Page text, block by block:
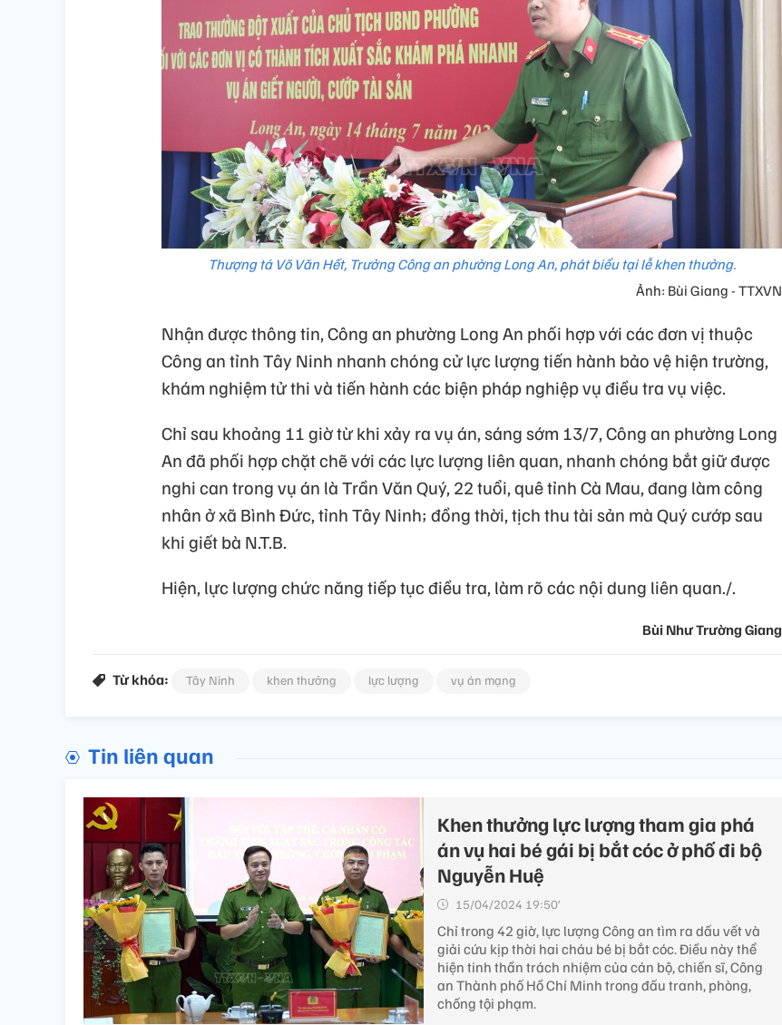
Thượng tá Võ Văn Hết, Trưởng Công an phường Long An, phát biểu tại lễ khen thưởng.
Ảnh: Bùi Giang - TTXVN
Nhận được thông tin, Công an phường Long An phối hợp với các đơn vị thuộc
Công an tỉnh Tây Ninh nhanh chóng cử lực lượng tiến hành bảo vệ hiện trường,
khám nghiệm tử thi và tiến hành các biện pháp nghiệp vụ điều tra vụ việc.
Chỉ sau khoảng 11 giờ từ khi xảy ra vụ án, sáng sớm 13/7, Công an phường Long
An đã phối hợp chặt chẽ với các lực lượng liên quan, nhanh chóng bắt giữ được
nghi can trong vụ án là Trần Văn Quý, 22 tuổi, quê tỉnh Cà Mau, đang làm công
nhân ở xã Bình Đức, tỉnh Tây Ninh; đồng thời, tịch thu tài sản mà Quý cướp sau
khi giết bà N.T.B.
Hiện, lực lượng chức năng tiếp tục điều tra, làm rõ các nội dung liên quan./.
Bùi Như Trường Giang
Từ khóa: Tây Ninh khen thưởng lực lượng vụ án mạng
Tin liên quan
Khen thưởng lực lượng tham gia phá
án vụ hai bé gái bị bắt cóc ở phố đi bộ
Nguyễn Huệ
15/04/2024 19:50’
Chỉ trong 42 giờ, lực lượng Công an tìm ra dấu vết và
giải cứu kịp thời hai cháu bé bị bắt cóc. Điều này thể
hiện tinh thần trách nhiệm của cán bộ, chiến sĩ, Công
an Thành phố Hồ Chí Minh trong đấu tranh, phòng,
chống tội phạm.